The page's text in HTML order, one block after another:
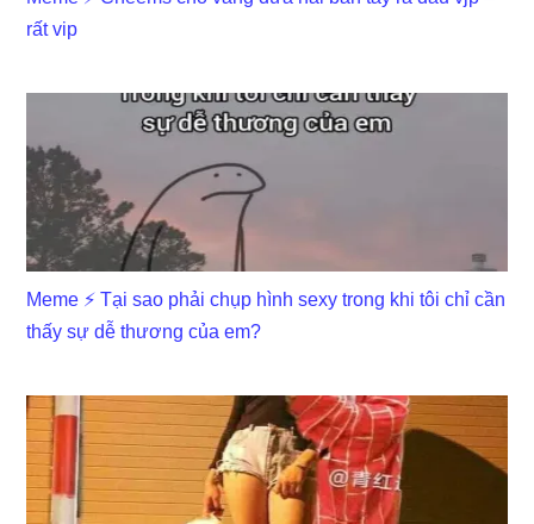
rất vip
Meme ⚡ Tại sao phải chụp hình sexy trong khi tôi chỉ cần
thấy sự dễ thương của em?